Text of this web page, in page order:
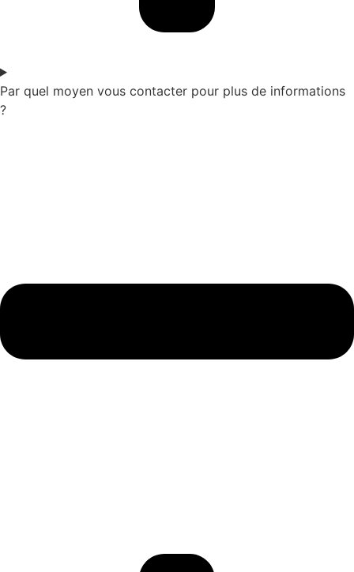
Par quel moyen vous contacter pour plus de informations
?